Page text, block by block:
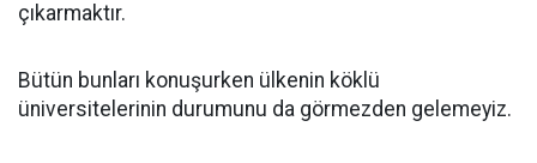
çıkarmaktır.
Bütün bunları konuşurken ülkenin köklü
üniversitelerinin durumunu da görmezden gelemeyiz.